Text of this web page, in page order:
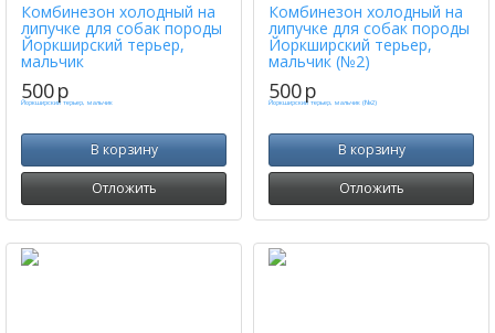
Комбинезон холодный на
липучке для собак породы
Йоркширский терьер,
мальчик
500p
В корзину
Отложить
Комбинезон холодный на
липучке для собак породы
Йоркширский терьер,
мальчик (№2)
500p
В корзину
Отложить